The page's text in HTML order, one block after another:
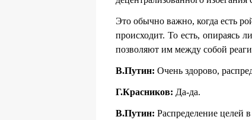
Это обычно важно, когда есть
происходит. То есть, опираясь
позволяют им между собой
В.Путин: Очень здорово,
Г.Красников: Да-да.
В.Путин: Распределение целей